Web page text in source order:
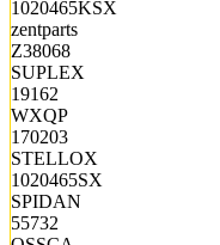
1020465KSX
zentparts
Z38068
SUPLEX
19162
WXQP
170203
STELLOX
1020465SX
SPIDAN
55732